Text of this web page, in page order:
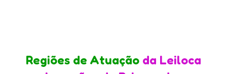
Regiões de Atuação da Leiloca